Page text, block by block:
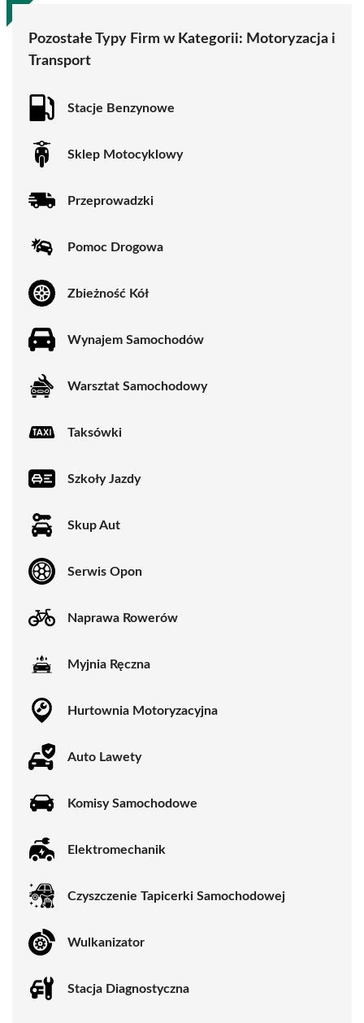
Pozostałe Typy Firm w Kategorii: Motoryzacja i
Transport
Stacje Benzynowe
Sklep Motocyklowy
Przeprowadzki
Pomoc Drogowa
Zbieżność Kół
Wynajem Samochodów
Warsztat Samochodowy
Taksówki
Szkoły Jazdy
Skup Aut
Serwis Opon
Naprawa Rowerów
Myjnia Ręczna
Hurtownia Motoryzacyjna
Auto Lawety
Komisy Samochodowe
Elektromechanik
Czyszczenie Tapicerki Samochodowej
Wulkanizator
Stacja Diagnostyczna